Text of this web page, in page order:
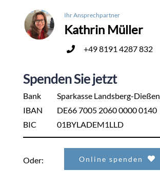
Ihr Ansprechpartner
Kathrin Müller
+49 8191 4287 832
Spenden Sie jetzt
Bank
IBAN
BIC
Sparkasse Landsberg-Dießen
DE66 7005 2060 0000 0140
01BYLADEM1LLD
Oder: Online spenden